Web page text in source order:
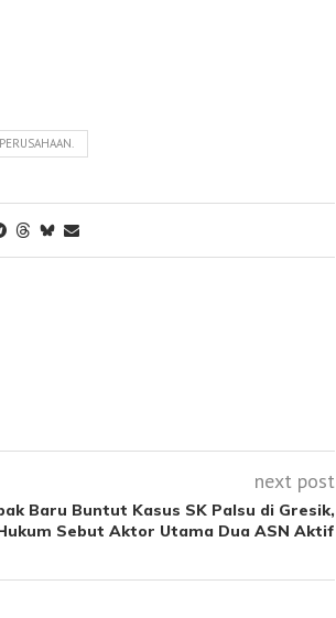
next post
Baru Buntut Kasus SK Palsu di Gresik,
Sebut Aktor Utama Dua ASN Aktif